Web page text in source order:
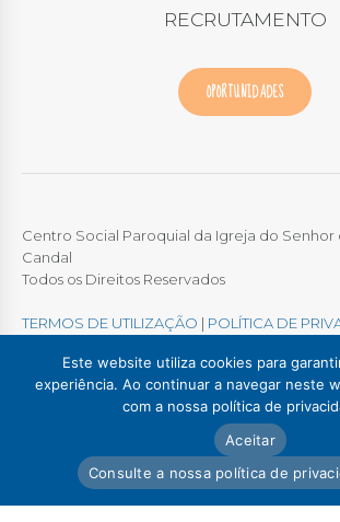
RECRUTAMENTO
OPORTUNIDADES
Centro Social Paroquial da Igreja do Senhor
Candal
Todos os Direitos Reservados
TERMOS DE UTILIZAÇÃO | POLÍTICA DE
Colégio / Creche Candal
Creche Afurada
Lar
Este website utiliza cookies para
experiência. Ao continuar a navegar neste
com a nossa política de
Aceitar
Consulte a nossa política de